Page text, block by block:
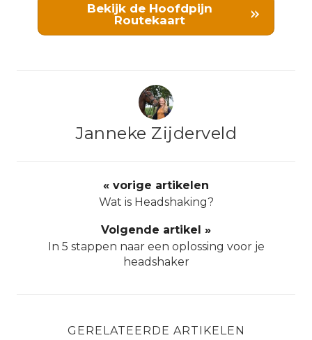
Bekijk de Hoofdpijn
Routekaart
Janneke Zijderveld
« vorige artikelen
Wat is Headshaking?
Volgende artikel »
In 5 stappen naar een oplossing voor je
headshaker
GERELATEERDE ARTIKELEN